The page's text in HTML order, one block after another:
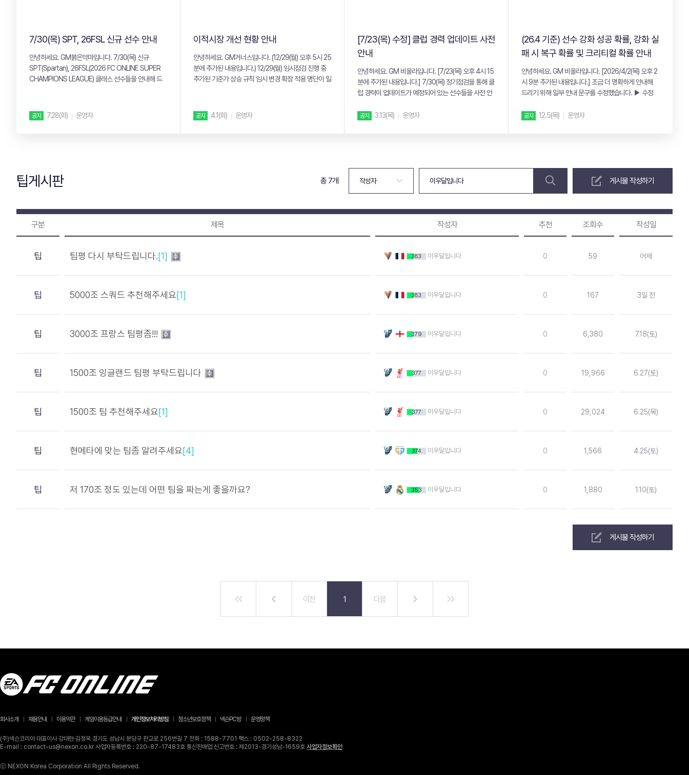
7/30(목) SPT, 26FSL 신규 선수 안내
안녕하세요. GM붉은악마입니다. 7/30(목) 신규
SPT(Spartan), 26FSL(2026 FC ONLINE SUPER
CHAMPIONS LEAGUE) 클래스 선수들을 안내해 드
공지 7.28(화) 운영자
이적시장 개선 현황 안내
안녕하세요. GM거너스입니다. (12/29(월) 오후 5시 25
분에 추가된 내용입니다.) 12/29(월) 임시점검 진행 중
추가된 기준가 상승 규칙 임시 변경 확장 적용 명단이 일
공지 4.1(화) 운영자
[7/23(목) 수정] 클럽 경력 업데이트 사전
안내
안녕하세요. GM 비올라입니다. [7/23(목) 오후 4시 15
분에 추가된 내용입니다.] 7/30(목) 정기점검을 통해 클
럽 경력이 업데이트가 예정되어 있는 선수들을 사전 안
공지 3.13(목) 운영자
(26.4 기준) 선수 강화 성공 확률, 강화 실
패 시 복구 확률 및 크리티컬 확률 안내
안녕하세요. GM 비올라입니다. [2026/4/2(목) 오후 2
시 9분 추가된 내용입니다.] 조금 더 명확하게 안내해
드리기 위해 일부 안내 문구를 수정했습니다. ▶ 수정
공지 12.5(목) 운영자
팁게시판 총 7개 게시물 작성하기
구분 제목 작성자 추천 조회수 작성일
팁 팀평 다시 부탁드립니다.[1] 383 이우달입니다 0 59 어제
팁 5000조 스쿼드 추천해주세요[1] 383 이우달입니다 0 167 3일 전
팁 3000조 프랑스 팀평좀!!! 379 이우달입니다 0 6,380 7.18(토)
팁 1500조 잉글랜드 팀평 부탁드립니다 377 이우달입니다 0 19,966 6.27(토)
팁 1500조 팀 추천해주세요[1] 377 이우달입니다 0 29,024 6.25(목)
팁 현메타에 맞는 팀좀 알려주세요[4] 374 이우달입니다 0 1,566 4.25(토)
팁 저 170조 정도 있는데 어떤 팀을 짜는게 좋을까요? 353 이우달입니다 0 1,880 1.10(토)
게시물 작성하기
이전 1 다음
회사소개 채용안내 이용약관 게임이용등급안내 개인정보처리방침 청소년보호정책 넥슨PC방 운영정책
(주)넥슨코리아 대표이사 강대현·김정욱 경기도 성남시 분당구 판교로 256번길 7 전화 : 1588-7701 팩스 : 0502-258-8322
E-mail : contact-us@nexon.co.kr 사업자등록번호 : 220-87-17483호 통신판매업 신고번호 : 제2013-경기성남-1659호 사업자정보확인
ⓒ NEXON Korea Corporation All Rights Reserved.